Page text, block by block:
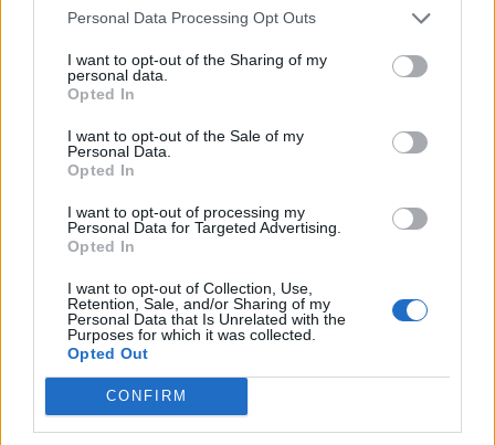
Personal Data Processing Opt Outs
I want to opt-out of the Sharing of my
personal data.
Opted In
I want to opt-out of the Sale of my
Personal Data.
Opted In
I want to opt-out of processing my
Personal Data for Targeted Advertising.
Opted In
I want to opt-out of Collection, Use,
Retention, Sale, and/or Sharing of my
Personal Data that Is Unrelated with the
Purposes for which it was collected.
Opted Out
CONFIRM
Si, ma solo ad una condizione, se i Toffees troveranno una
adesso non stanno dando certezze. Se l’ex Villarreal
avesse una crescita rapida, allora si che l’Everton
Anno di Fondazione:1878 come Domingo's FC